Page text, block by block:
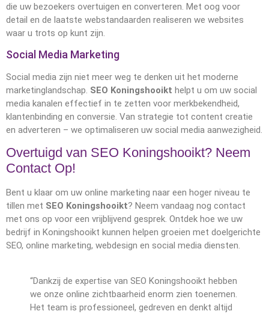
die uw bezoekers overtuigen en converteren. Met oog voor
detail en de laatste webstandaarden realiseren we websites
waar u trots op kunt zijn.
Social Media Marketing
Social media zijn niet meer weg te denken uit het moderne
marketinglandschap. SEO Koningshooikt helpt u om uw social
media kanalen effectief in te zetten voor merkbekendheid,
klantenbinding en conversie. Van strategie tot content creatie
en adverteren – we optimaliseren uw social media aanwezigheid.
Overtuigd van SEO Koningshooikt? Neem
Contact Op!
Bent u klaar om uw online marketing naar een hoger niveau te
tillen met SEO Koningshooikt? Neem vandaag nog contact
met ons op voor een vrijblijvend gesprek. Ontdek hoe we uw
bedrijf in Koningshooikt kunnen helpen groeien met doelgerichte
SEO, online marketing, webdesign en social media diensten.
“Dankzij de expertise van SEO Koningshooikt hebben
we onze online zichtbaarheid enorm zien toenemen.
Het team is professioneel, gedreven en denkt altijd